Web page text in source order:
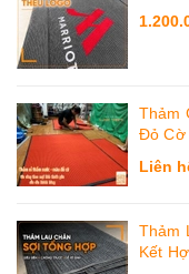
Thảm
Đỏ Cờ
Liên
Thảm
Kết